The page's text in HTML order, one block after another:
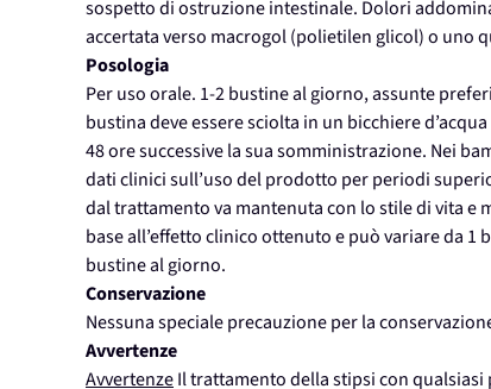
sospetto di ostruzione intestinale. Dolori
accertata verso macrogol (polietilen glicol) o uno
Posologia
Per uso orale. 1-2 bustine al giorno, assunte
bustina deve essere sciolta in un bicchiere
48 ore successive la sua somministrazione. Nei
dati clinici sull’uso del prodotto per periodi
dal trattamento va mantenuta con lo stile di vita e
base all’effetto clinico ottenuto e può variare da
bustine al giorno.
Conservazione
Nessuna speciale precauzione per la
Avvertenze
AvvertenzeIl trattamento della stipsi con